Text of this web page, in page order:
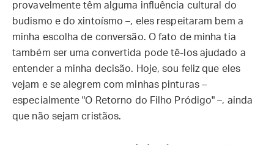
provavelmente têm alguma influência cultural do
budismo e do xintoísmo –, eles respeitaram bem a
minha escolha de conversão. O fato de minha tia
também ser uma convertida pode tê-los ajudado a
entender a minha decisão. Hoje, sou feliz que eles
vejam e se alegrem com minhas pinturas –
especialmente "O Retorno do Filho Pródigo" –, ainda
que não sejam cristãos.